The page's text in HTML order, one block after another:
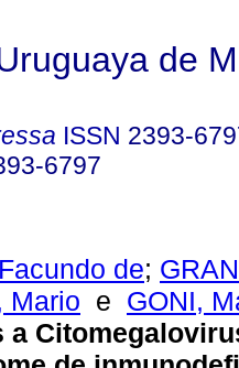
de
ISSN 2393-
6797
de;
Mario e GONI,
a